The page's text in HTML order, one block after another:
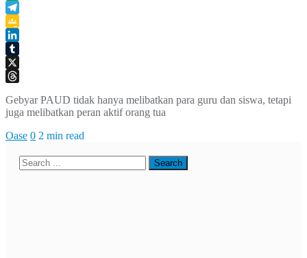
WhatsApp
Telegram
Google
Classroom
LinkedIn
Tumblr
X
Gebyar PAUD tidak hanya melibatkan para guru dan siswa, tetapi
juga melibatkan peran aktif orang tua
Oase 0 2 min read